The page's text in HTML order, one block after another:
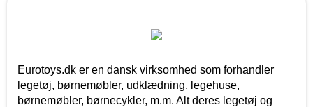
Eurotoys.dk er en dansk virksomhed som forhandler
legetøj, børnemøbler, udklædning, legehuse,
børnemøbler, børnecykler, m.m. Alt deres legetøj og